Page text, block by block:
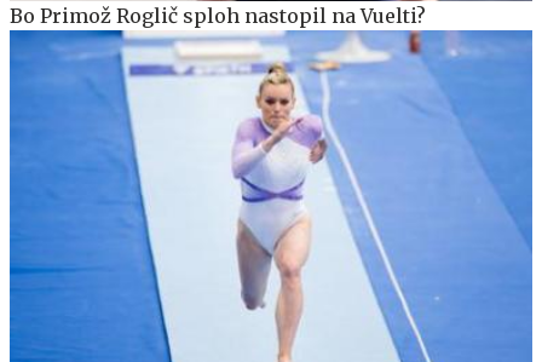
Bo Primož Roglič sploh nastopil na Vuelti?